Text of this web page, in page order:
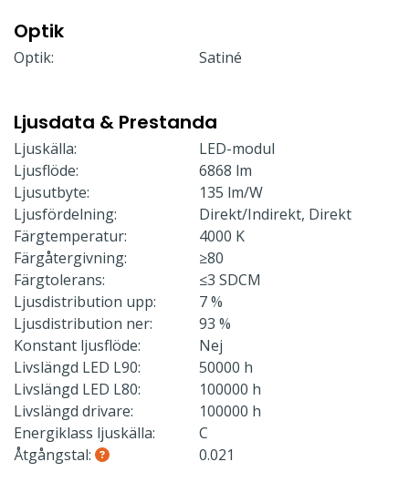
Optik
Optik: Satiné
Ljusdata & Prestanda
Ljuskälla:
LED-modul
Ljusflöde:
6868 lm
Ljusutbyte:
135 lm/W
Ljusfördelning:
Direkt/Indirekt, Direkt
Färgtemperatur:
4000 K
Färgåtergivning:
≥80
Färgtolerans:
≤3 SDCM
Ljusdistribution upp:
7 %
Ljusdistribution ner:
93 %
Konstant ljusflöde:
Nej
Livslängd LED L90:
50000 h
Livslängd LED L80:
100000 h
Livslängd drivare:
100000 h
Energiklass ljuskälla:
C
Åtgångstal:
0.021